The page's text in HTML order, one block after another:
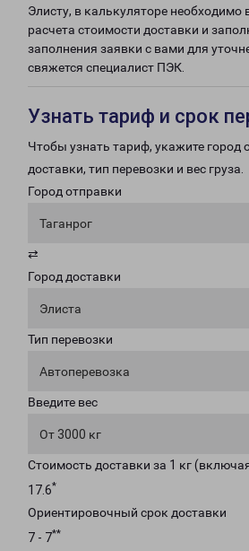
Элисту, в калькуляторе необходимо
расчета стоимости доставки и
заполнения заявки с вами для
свяжется специалист ПЭК.
Узнать тариф и срок
Чтобы узнать тариф, укажите город
доставки, тип перевозки и вес груза.
Город отправки
Таганрог
⇄
Город доставки
Элиста
Тип перевозки
Автоперевозка
Введите вес
От 3000 кг
Стоимость доставки за 1 кг
17.6*
Ориентировочный срок доставки
7 - 7**